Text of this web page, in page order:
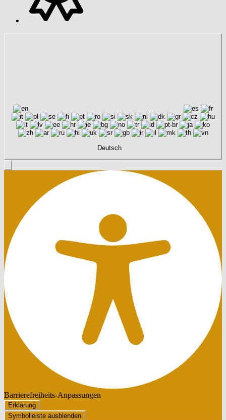
Deutsch
Barrierefreiheits-Anpassungen
Erklärung
Symbolleiste ausblenden